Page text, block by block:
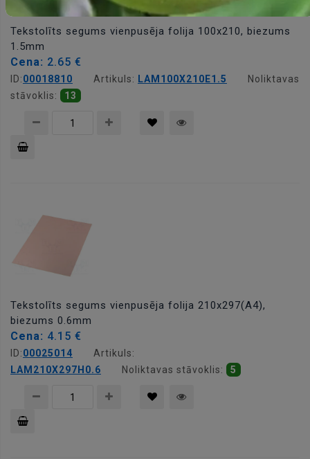
Tekstolīts segums vienpusēja folija 100x210, biezums
1.5mm
Cena: 2.65 €
ID:00018810 Artikuls: LAM100X210E1.5
Noliktavas
stāvoklis:
13
Tekstolīts segums vienpusēja folija 210x297(A4),
biezums 0.6mm
Cena: 4.15 €
ID:00025014
Artikuls:
LAM210X297H0.6
Noliktavas stāvoklis: 5